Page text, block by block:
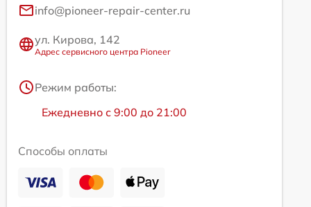
info@pioneer-repair-center.ru
ул. Кирова, 142
Адрес сервисного центра Pioneer
Режим работы:
Ежедневно с 9:00 до 21:00
Способы оплаты